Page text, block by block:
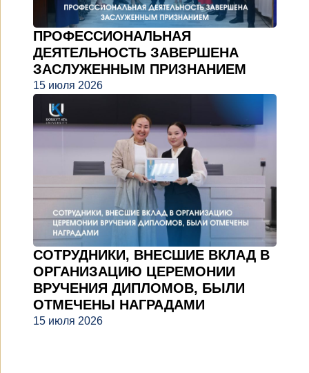
ПРОФЕССИОНАЛЬНАЯ
ДЕЯТЕЛЬНОСТЬ ЗАВЕРШЕНА
ЗАСЛУЖЕННЫМ ПРИЗНАНИЕМ
15 июля 2026
СОТРУДНИКИ, ВНЕСШИЕ ВКЛАД В
ОРГАНИЗАЦИЮ ЦЕРЕМОНИИ
ВРУЧЕНИЯ ДИПЛОМОВ, БЫЛИ
ОТМЕЧЕНЫ НАГРАДАМИ
15 июля 2026